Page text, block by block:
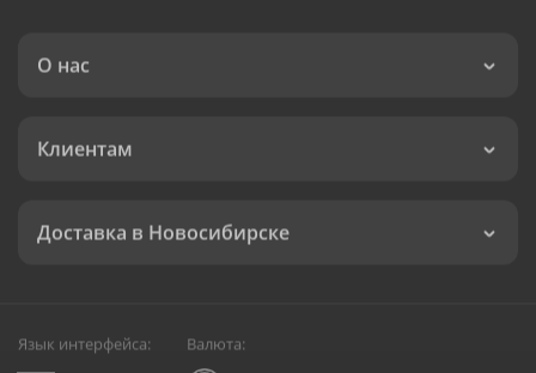
О нас
Клиентам
Доставка в Новосибирске
Язык интерфейса: Валюта: